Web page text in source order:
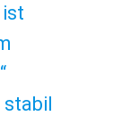
stabil